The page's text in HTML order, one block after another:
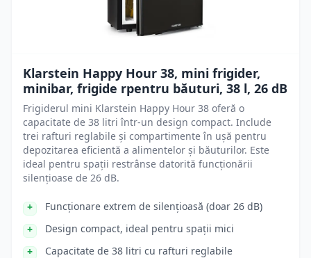
Klarstein Happy Hour 38, mini frigider,
minibar, frigide rpentru băuturi, 38 l, 26 dB
Frigiderul mini Klarstein Happy Hour 38 oferă o
capacitate de 38 litri într-un design compact. Include
trei rafturi reglabile și compartimente în ușă pentru
depozitarea eficientă a alimentelor și băuturilor. Este
ideal pentru spații restrânse datorită funcționării
silențioase de 26 dB.
Funcționare extrem de silențioasă (doar 26 dB)
Design compact, ideal pentru spații mici
Capacitate de 38 litri cu rafturi reglabile